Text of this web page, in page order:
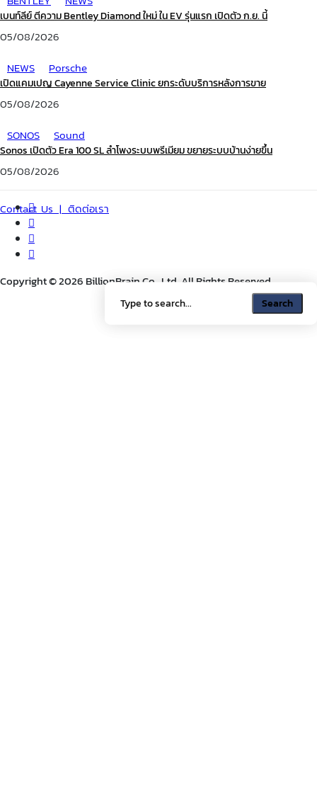
Search
Search
เบนท์ลีย์ ตีความ Bentley Diamond ใหม่ ใน EV รุ่นแรก เปิดตัว ก.ย. นี้
05/08/2026
NEWS
Porsche
เปิดแคมเปญ Cayenne Service Clinic ยกระดับบริการหลังการขาย
05/08/2026
SONOS
Sound
Sonos เปิดตัว Era 100 SL ลำโพงระบบพรีเมียม ขยายระบบบ้านง่ายขึ้น
05/08/2026
Contact Us | ติดต่อเรา
Copyright © 2026 BillionBrain Co., Ltd. All Rights Reserved.